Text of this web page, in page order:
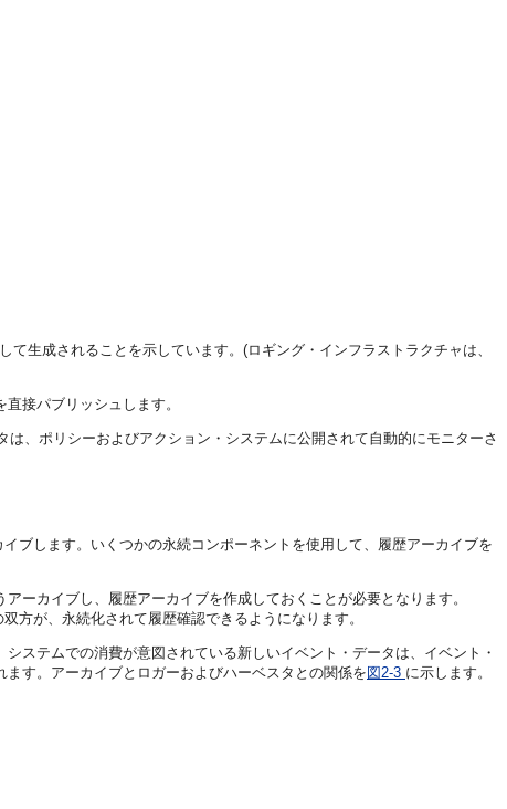
生成されることを示しています。(ロギング・インフラストラクチャは、
接パブリッシュします。
、ポリシーおよびアクション・システムに公開されて自動的にモニターさ
ブします。いくつかの永続コンポーネントを使用して、履歴アーカイブを
ーカイブし、履歴アーカイブを作成しておくことが必要となります。
方が、永続化されて履歴確認できるようになります。
ステムでの消費が意図されている新しいイベント・データは、イベント・
す。アーカイブとロガーおよびハーベスタとの関係を 図2-3 に示します。